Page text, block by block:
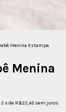
Menina Estampa
Menina
2 x de R$22,45 sem juros